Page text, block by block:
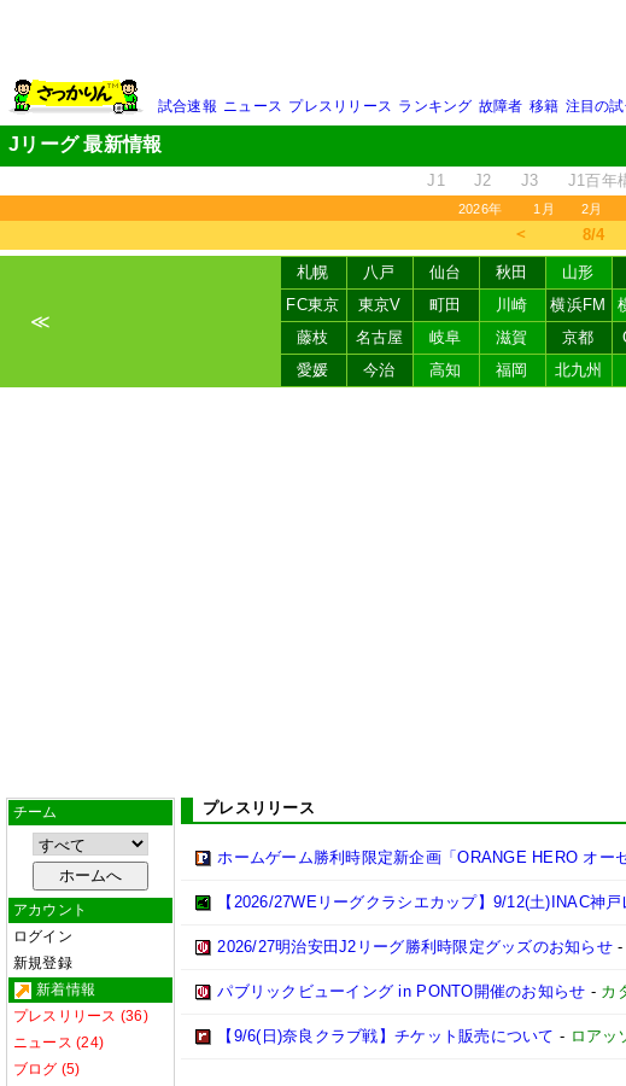
試合速報 ニュース プレスリリース ランキング 故障者 移籍 注目の
Jリーグ 最新情報
J1 J2 J3 J1百年
2026年 1月 2月
＜ 8/4
≪
札幌 八戸 仙台 秋田 山形
FC東京
東京V 町田 川崎 横浜FM
藤枝
名古屋 岐阜 滋賀 京都
愛媛
今治 高知 福岡 北九州
チーム
アカウント
ログイン
新規登録
新着情報
プレスリリース (36)
ニュース (24)
ブログ (5)
プレスリリース
ホームゲーム勝利時限定新企画「ORANGE HERO オー
【2026/27WEリーグクラシエカップ】9/12(土)INAC神
2026/27明治安田J2リーグ勝利時限定グッズのお知らせ -
パブリックビューイング in PONTO開催のお知らせ - カ
【9/6(日)奈良クラブ戦】チケット販売について - ロアッ